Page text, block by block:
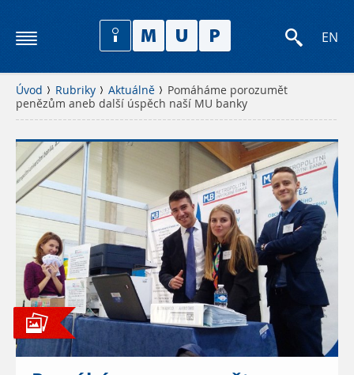
EN
Úvod Rubriky Aktuálně
Pomáháme porozumět
penězům aneb další úspěch naší MU banky